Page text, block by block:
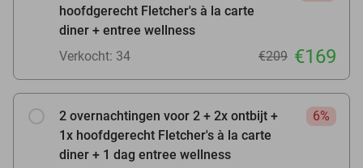
hoofdgerecht Fletcher's à la carte
diner + entree wellness
Verkocht: 34 €209 €169
2 overnachtingen voor 2 + 2x ontbijt +
1x hoofdgerecht Fletcher's à la carte
diner + 1 dag entree wellness
6%